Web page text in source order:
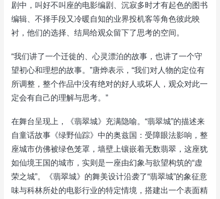
剧中，叫好不叫座的电影编剧、沉寂多时才有起色的图书
编辑、不择手段又冷暖自知的业界投机客等角色彼此映
衬，他们的选择、结局给观众留下了思考的空间。
“我们讲了一个迁徙的、心灵漂泊的故事，也讲了一个守
望初心和理想的故事。”唐烨表示，“我们对人物的定位有
所调整，整个作品中没有绝对的好人或坏人，观众对此一
定会有自己的理解与思考。”
在舞台呈现上，《翡翠城》充满隐喻。“翡翠城”的描述来
自童话故事《绿野仙踪》中的奥兹国：受障眼法影响，整
座城市仿佛被绿色笼罩，墙壁上镶嵌着无数翡翠，这座犹
如仙境王国的城市，实则是一座由幻象与欲望构筑的“虚
荣之城”。《翡翠城》的舞美设计沿袭了“翡翠城”的象征意
味与科林所处的电影行业的特定情境，搭建出一个表面精